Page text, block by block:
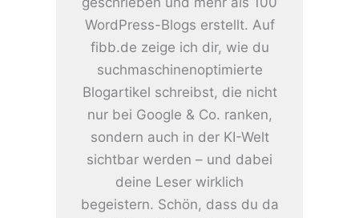
WordPress-Blogs erstellt. Auf
fibb.de zeige ich dir, wie du
suchmaschinenoptimierte
Blogartikel schreibst, die nicht
nur bei Google & Co. ranken,
sondern auch in der KI-Welt
sichtbar werden – und dabei
deine Leser wirklich
begeistern. Schön, dass du da